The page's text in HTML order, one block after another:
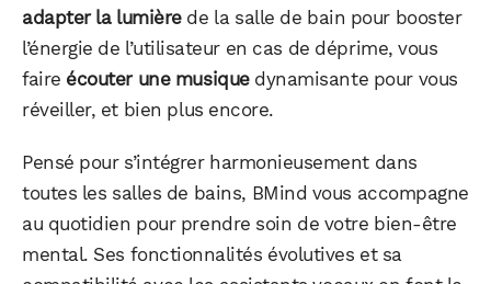
adapter la lumièrede la salle de bain pour booster
l’énergie de l’utilisateur en cas de déprime, vous
faire écouter une musiquedynamisante pour vous
réveiller, et bien plus encore.
Pensé pour s’intégrer harmonieusement dans
toutes les salles de bains, BMind vous accompagne
au quotidien pour prendre soin de votre bien-être
mental. Ses fonctionnalités évolutives et sa